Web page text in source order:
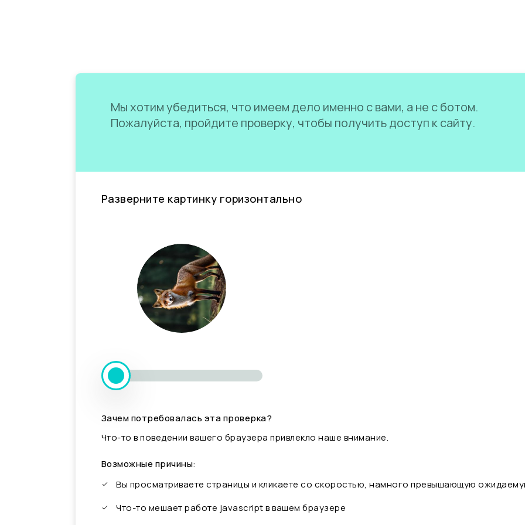
Мы хотим убедиться, что имеем дело именно с вами, а не с ботом.
Пожалуйста, пройдите проверку, чтобы получить доступ к сайту.
Разверните картинку горизонтально
Зачем потребовалась эта проверка?
Что-то в поведении вашего браузера привлекло наше внимание.
Возможные причины:
Вы просматриваете страницы и кликаете со скоростью, намного превышающую
Что-то мешает работе javascript в вашем браузере